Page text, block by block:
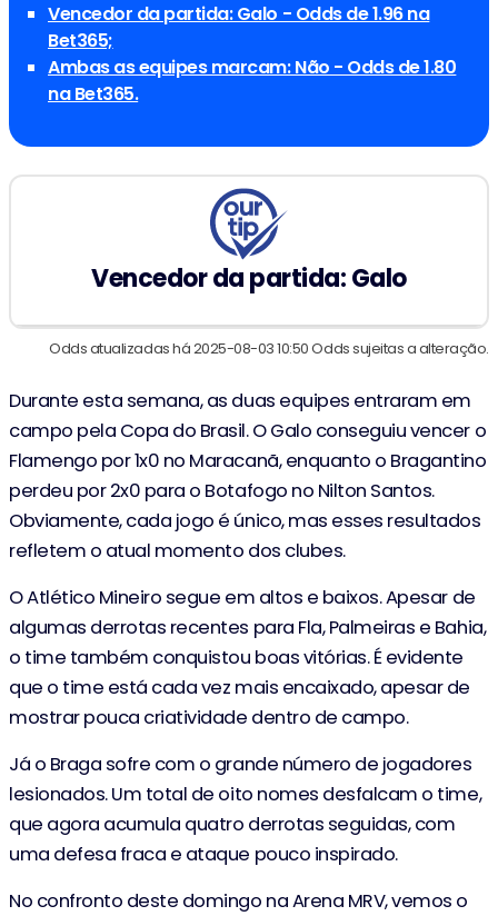
Vencedor da partida: Galo - Odds de 1.96 na
Bet365;
Ambas as equipes marcam: Não - Odds de 1.80
na Bet365.
Vencedor da partida: Galo
Odds atualizadas há 2025-08-03 10:50 Odds sujeitas a alteração.
Durante esta semana, as duas equipes entraram em
campo pela Copa do Brasil. O Galo conseguiu vencer o
Flamengo por 1x0 no Maracanã, enquanto o Bragantino
perdeu por 2x0 para o Botafogo no Nilton Santos.
Obviamente, cada jogo é único, mas esses resultados
refletem o atual momento dos clubes.
O Atlético Mineiro segue em altos e baixos. Apesar de
algumas derrotas recentes para Fla, Palmeiras e Bahia,
o time também conquistou boas vitórias. É evidente
que o time está cada vez mais encaixado, apesar de
mostrar pouca criatividade dentro de campo.
Já o Braga sofre com o grande número de jogadores
lesionados. Um total de oito nomes desfalcam o time,
que agora acumula quatro derrotas seguidas, com
uma defesa fraca e ataque pouco inspirado.
No confronto deste domingo na Arena MRV, vemos o